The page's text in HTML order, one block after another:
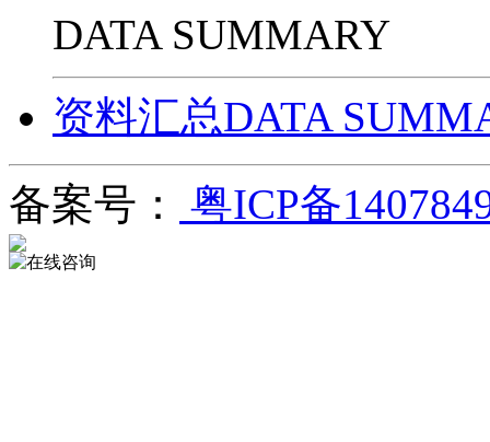
DATA SUMMARY
资料汇总DATA
备案号：
粤ICP备